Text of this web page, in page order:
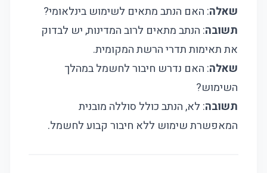
שאלה: האם הנתב מתאים לשימוש בינלאומי?
תשובה: הנתב מתאים לרוב המדינות, יש לבדוק
את תאימות תדרי הרשת המקומית.
שאלה: האם נדרש חיבור לחשמל במהלך
השימוש?
תשובה: לא, הנתב כולל סוללה מובנית
המאפשרת שימוש ללא חיבור קבוע לחשמל.